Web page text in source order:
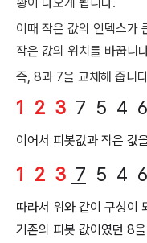
이때 작은 값의 인덱스가
작은 값의 위치를 바꿉니
즉, 8과 7을 교체해 줍니
1 2 3 7 5 4 6
이어서 피봇값과 작은 값
1 2 3 7 5 4 6
따라서 위와 같이 구성이
기존의 피봇 값이였던 8